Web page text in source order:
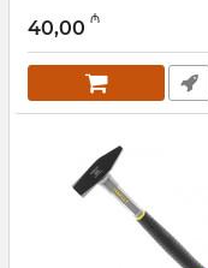
017005011
40,00 ₼